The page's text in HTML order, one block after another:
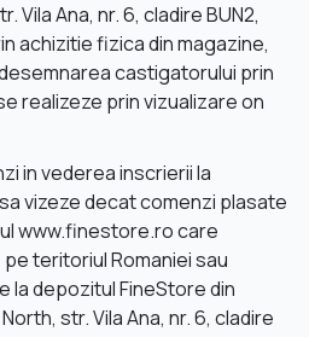
Vila Ana, nr. 6, cladire BUN2,
achizitie fizica din magazine,
castigatorului prin
realizeze prin vizualizare on
in vederea inscrierii la
vizeze decat comenzi plasate
www.finestore.ro care
teritoriul Romaniei sau
la depozitul FineStore din
str. Vila Ana, nr. 6, cladire